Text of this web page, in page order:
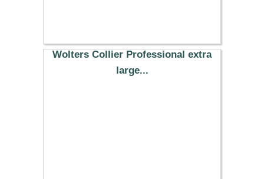
9.93 €
Wolters Collier Professional extra
large...